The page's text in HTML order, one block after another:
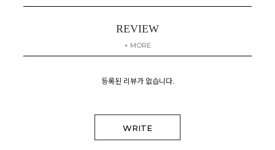
REVIEW
+ MORE
등록된 리뷰가 없습니다.
WRITE